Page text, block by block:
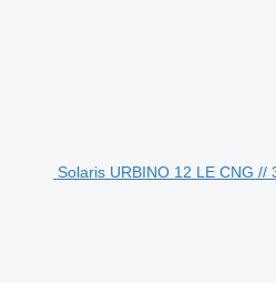
Solaris URBINO 12 LE CNG //